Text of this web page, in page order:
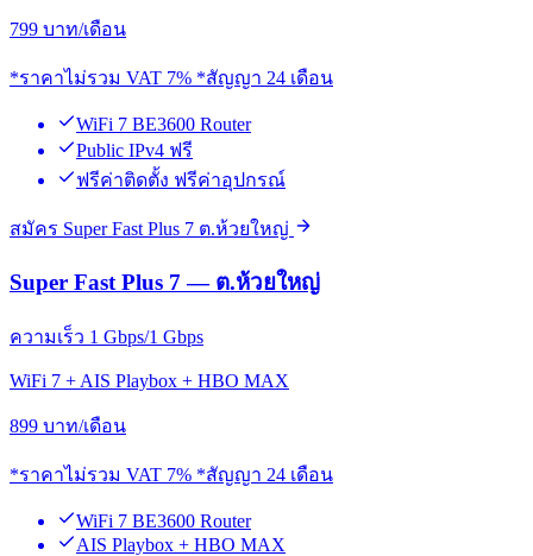
799 บาท/เดือน
*ราคาไม่รวม VAT 7% *สัญญา 24 เดือน
WiFi 7 BE3600 Router
Public IPv4 ฟรี
ฟรีค่าติดตั้ง ฟรีค่าอุปกรณ์
สมัคร Super Fast Plus 7 ต.ห้วยใหญ่
Super Fast Plus 7 — ต.ห้วยใหญ่
ความเร็ว 1 Gbps/1 Gbps
WiFi 7 + AIS Playbox + HBO MAX
899 บาท/เดือน
*ราคาไม่รวม VAT 7% *สัญญา 24 เดือน
WiFi 7 BE3600 Router
AIS Playbox + HBO MAX